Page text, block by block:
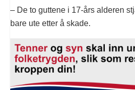
– De to guttene i 17-års alderen
bare ute etter å skade.